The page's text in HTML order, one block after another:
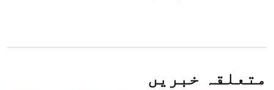
متعلقہ خبریں